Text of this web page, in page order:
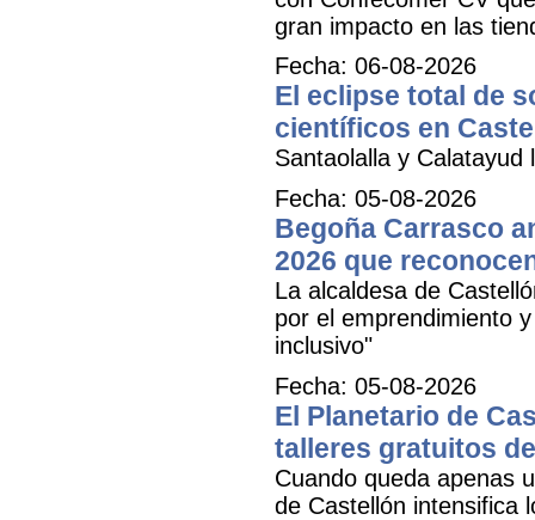
gran impacto en las
Fecha: 06-08-2026
El eclipse total de
científicos en
Santaolalla y Calatayud
Fecha: 05-08-2026
Begoña Carrasco
2026 que
La alcaldesa de
por el emprendimiento
inclusivo"
Fecha: 05-08-2026
El Planetario de
talleres gratuitos
Cuando queda apenas
de Castellón intensifica